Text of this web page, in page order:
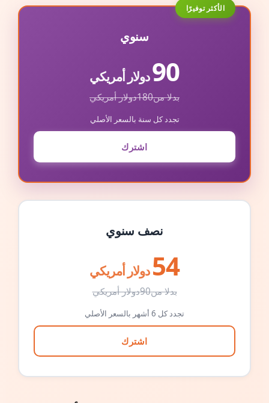
الأكثر توفيرًا
سنوي
90دولار أمريكي
بدلا من180دولار أمريكي
تجدد كل سنة بالسعر الأصلي
اشترك
نصف سنوي
54 دولار أمريكي
بدلا من90دولار أمريكي
تجدد كل 6 أشهر بالسعر الأصلي
اشترك